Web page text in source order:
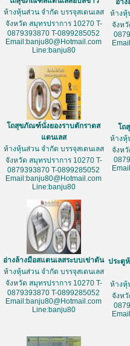
ห้างหุ้นส่วน จำกัด บรรจุสเตนเลส
จังหวัด สมุทรปราการ 10270 T-
0879393870 T-0899285052
Email:banju80@Hotmail.com
Line:banju80
อ่า
ห้างหุ้
จังห
โถสุขภัณฑ์นั่งยองราบตักราดส
แตนเลส
ห้างหุ้นส่วน จำกัด บรรจุสเตนเลส
จังหวัด สมุทรปราการ 10270 T-
0879393870 T-0899285052
Email:banju80@Hotmail.com
Line:banju80
โถ
ห้างหุ้
จังห
อ่างล้างมือสแตนเลสระบบเข่าดัน
ห้างหุ้นส่วน จำกัด บรรจุสเตนเลส
จังหวัด สมุทรปราการ 10270 T-
0879393870 T-0899285052
Email:banju80@Hotmail.com
Line:banju80
ประตู
ห้างหุ้
จังห